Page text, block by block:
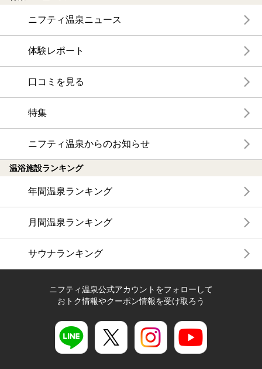
ニフティ温泉ニュース
体験レポート
口コミを見る
特集
ニフティ温泉からのお知らせ
温浴施設ランキング
年間温泉ランキング
月間温泉ランキング
サウナランキング
ニフティ温泉公式アカウントをフォローして
おトク情報やクーポン情報を受け取ろう